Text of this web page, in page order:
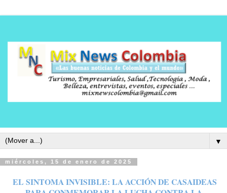
▼
miércoles, 15 de enero de 2025
EL SINTOMA INVISIBLE: LA ACCIÓN DE CASAIDEAS